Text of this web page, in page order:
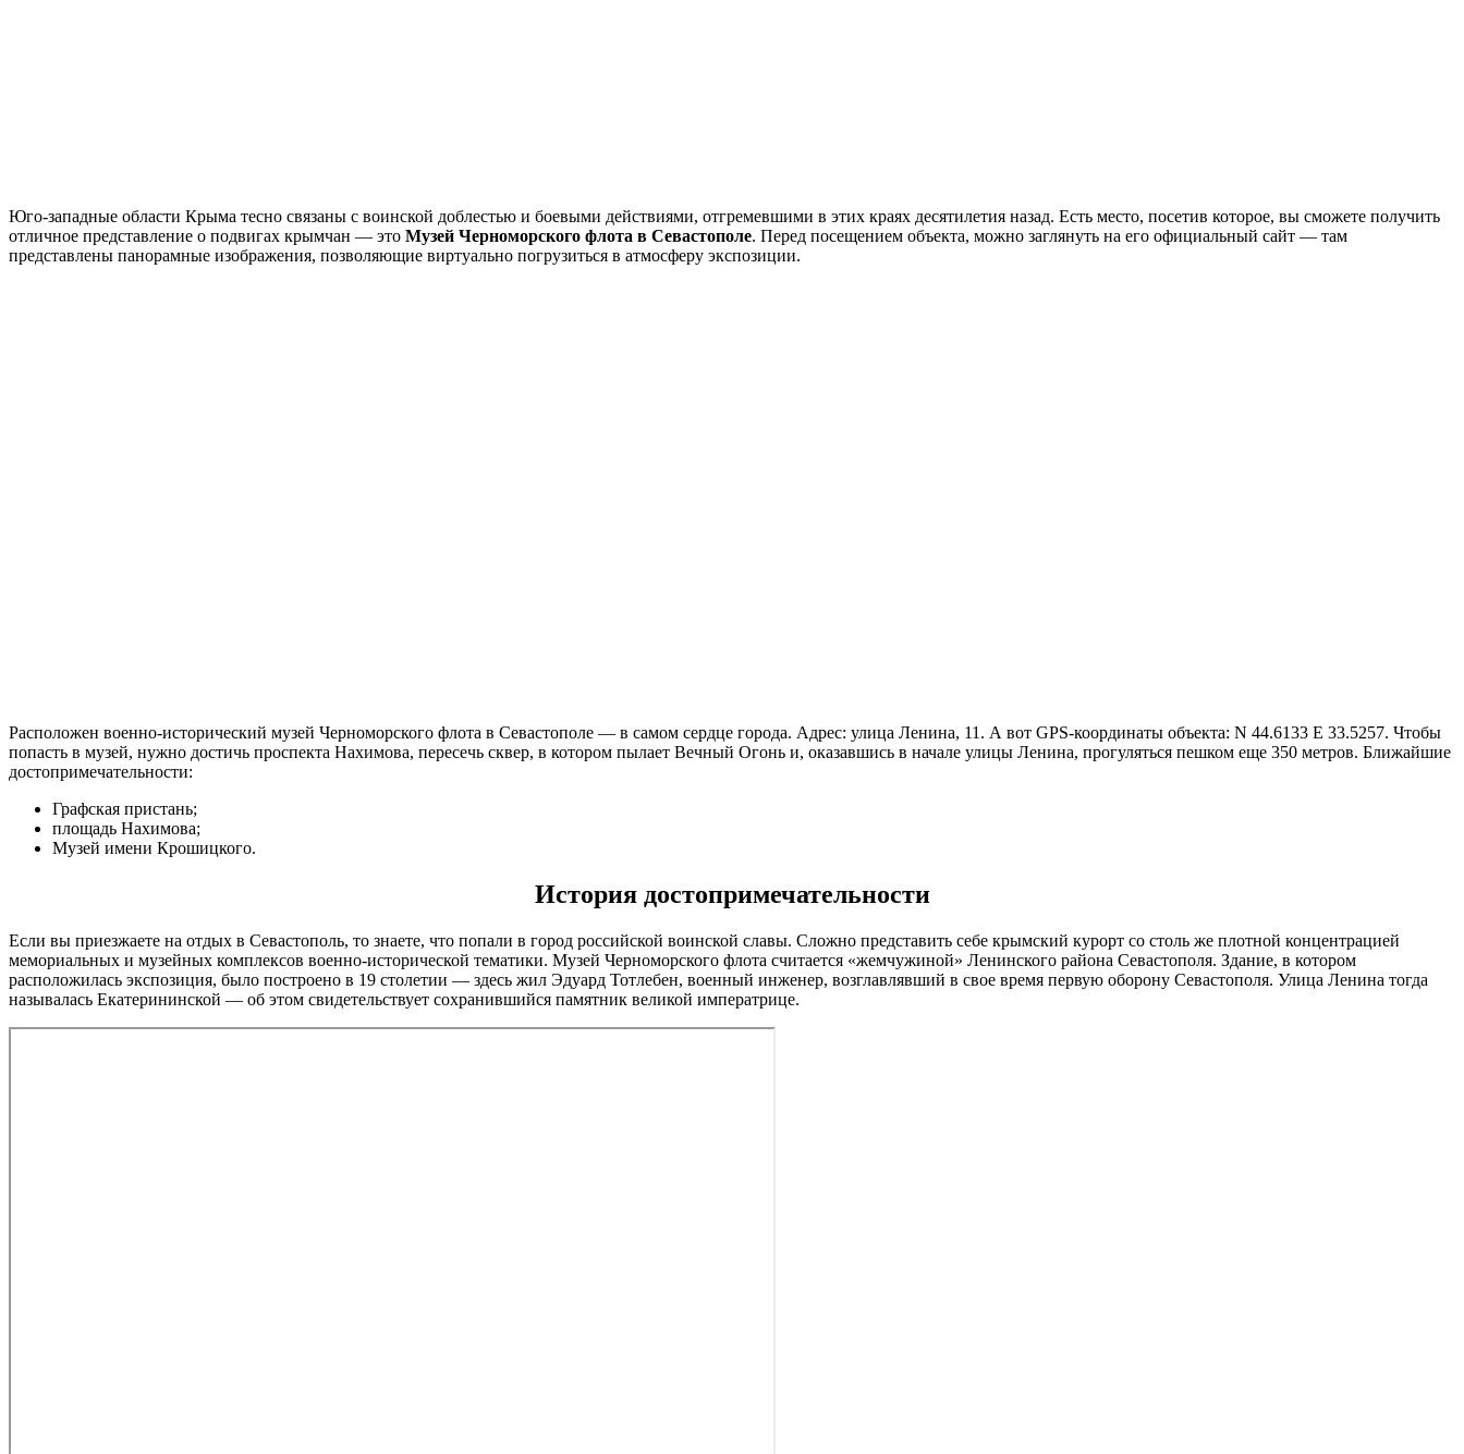
Юго-западные области Крыма тесно связаны с воинской доблестью и боевыми действиями, отгремевшими в этих краях десятилетия назад. Есть место, посетив которое, вы сможете получить
отличное представление о подвигах крымчан — это Музей Черноморского флота в Севастополе. Перед посещением объекта, можно заглянуть на его официальный сайт — там
представлены панорамные изображения, позволяющие виртуально погрузиться в атмосферу экспозиции.
Расположен военно-исторический музей Черноморского флота в Севастополе — в самом сердце города. Адрес: улица Ленина, 11. А вот GPS-координаты объекта: N 44.6133 E 33.5257. Чтобы
попасть в музей, нужно достичь проспекта Нахимова, пересечь сквер, в котором пылает Вечный Огонь и, оказавшись в начале улицы Ленина, прогуляться пешком еще 350 метров. Ближайшие
достопримечательности:
Графская пристань;
площадь Нахимова;
Музей имени Крошицкого.
История достопримечательности
Если вы приезжаете на отдых в Севастополь, то знаете, что попали в город российской воинской славы. Сложно представить себе крымский курорт со столь же плотной концентрацией
мемориальных и музейных комплексов военно-исторической тематики. Музей Черноморского флота считается «жемчужиной» Ленинского района Севастополя. Здание, в котором
расположилась экспозиция, было построено в 19 столетии — здесь жил Эдуард Тотлебен, военный инженер, возглавлявший в свое время первую оборону Севастополя. Улица Ленина тогда
называлась Екатерининской — об этом свидетельствует сохранившийся памятник великой императрице.